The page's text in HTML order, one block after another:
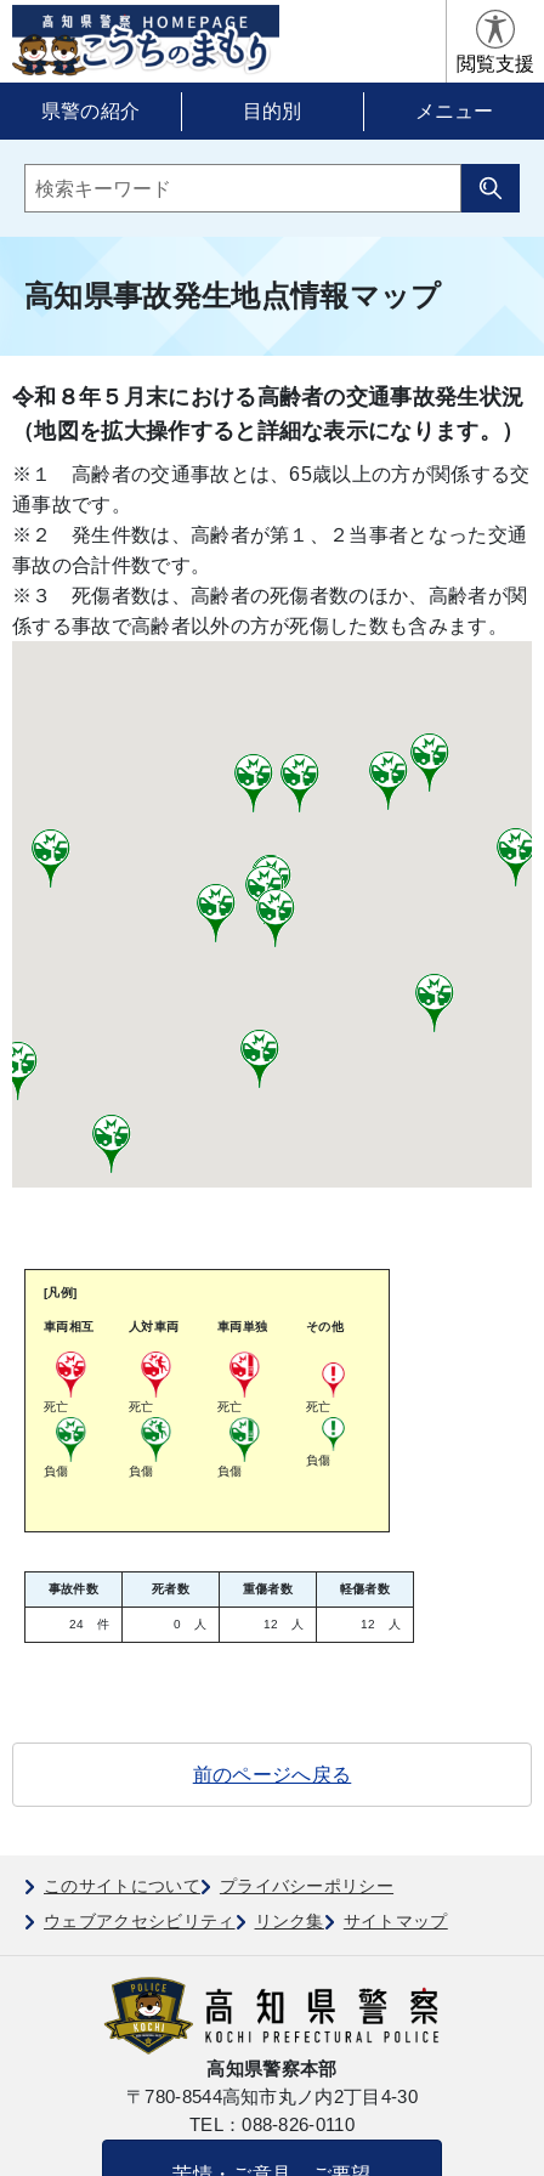
閲覧支援
県警の紹介 目的別 メニュー
高知県事故発生地点情報マップ
令和８年５月末における高齢者の交通事故発生状況
（地図を拡大操作すると詳細な表示になります。）
※１ 高齢者の交通事故とは、65歳以上の方が関係する交
通事故です。
※２ 発生件数は、高齢者が第１、２当事者となった交通
事故の合計件数です。
※３ 死傷者数は、高齢者の死傷者数のほか、高齢者が関
係する事故で高齢者以外の方が死傷した数も含みます。
[凡例]
車両相互 人対車両 車両単独 その他
死亡
負傷
死亡
負傷
死亡
負傷
死亡
負傷
事故件数 死者数 重傷者数 軽傷者数
24 件 0 人 12 人 12 人
前のページへ戻る
このサイトについて
プライバシーポリシー
ウェブアクセシビリティ
リンク集 サイトマップ
高知県警察本部
〒780-8544高知市丸ノ内2丁目4-30
TEL：088-826-0110